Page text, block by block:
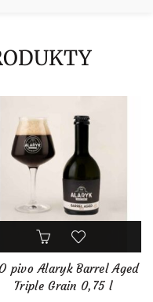
pivo Alaryk Barrel Aged
Triple Grain 0,75 l